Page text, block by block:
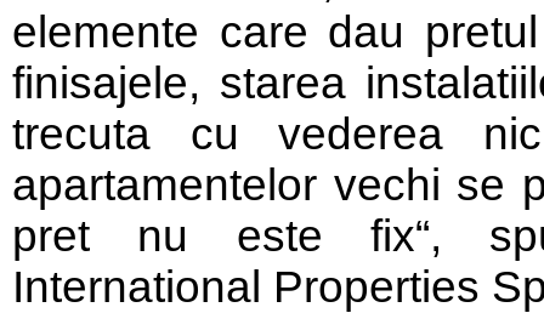
elemente care dau
finisajele, starea
trecuta cu vederea
apartamentelor vechi se
pret nu este fix“,
International Properties